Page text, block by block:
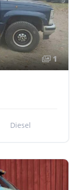
1
Diesel